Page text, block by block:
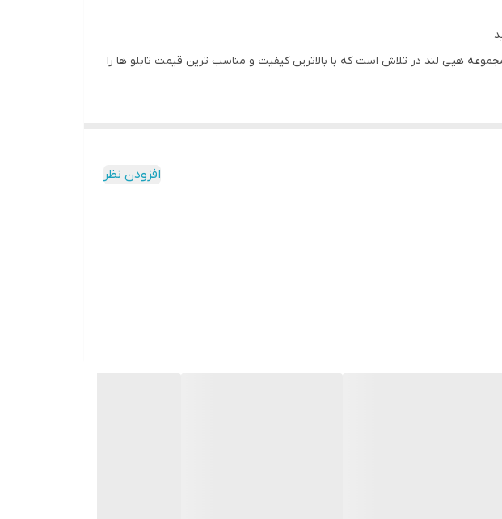
هپی لند در تلاش است که با بالاترین کیفیت و مناسب ترین قیمت تابلو ها را
افزودن نظر